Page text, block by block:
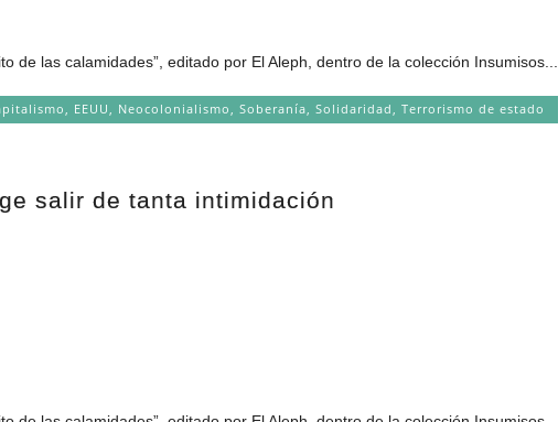
de las calamidades”, editado por El Aleph, dentro de la colección Insumisos...
, EEUU, Neocolonialismo,Soberanía,Solidaridad,Terrorismo de estado
salir de tanta intimidación